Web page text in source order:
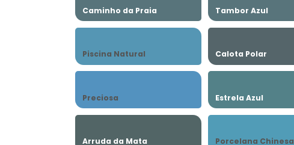
Caminho da Praia Tambor Azul
Piscina Natural Calota Polar
Preciosa Estrela Azul
Arruda da Mata Porcelana Chinesa